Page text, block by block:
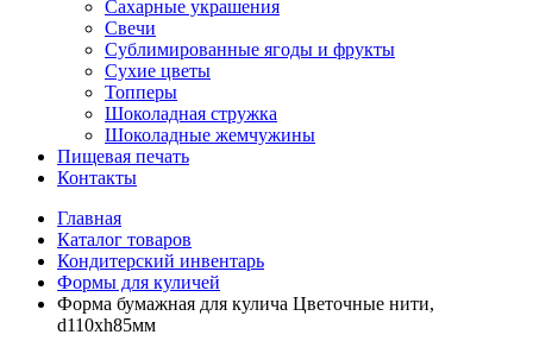
Сахарные украшения
Свечи
Сублимированные ягоды и фрукты
Сухие цветы
Топперы
Шоколадная стружка
Шоколадные жемчужины
Пищевая печать
Контакты
Главная
Каталог товаров
Кондитерский инвентарь
Формы для куличей
Форма бумажная для кулича Цветочные нити,
d110хh85мм